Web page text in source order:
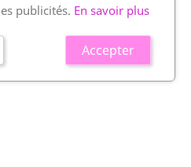
des Avis Garantis,cliquez ici pour
développé par Wess
publicités. En savoir plus
Accepter